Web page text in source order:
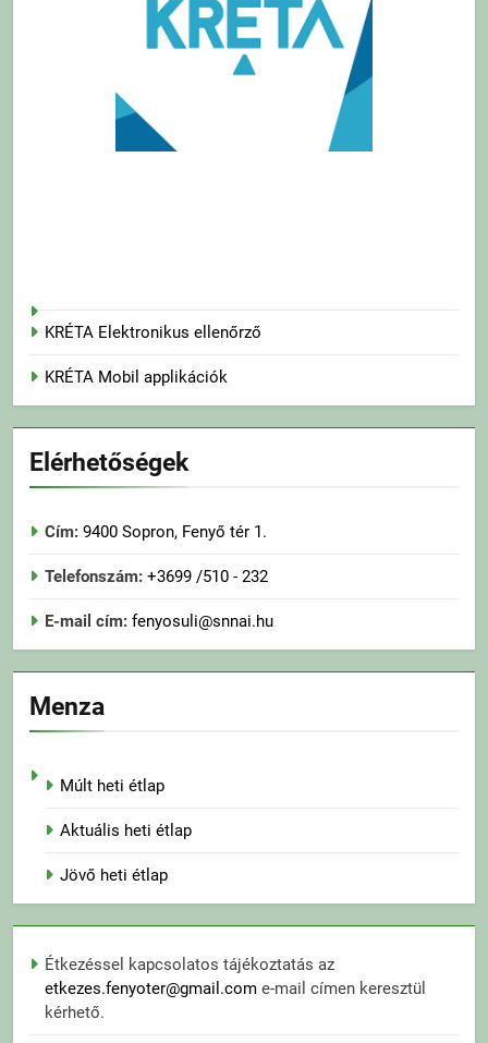
KRÉTA Elektronikus ellenőrző
KRÉTA Mobil applikációk
Elérhetőségek
Cím: 9400 Sopron, Fenyő tér 1.
Telefonszám: +3699 /510 - 232
E-mail cím: fenyosuli@snnai.hu
Menza
Múlt heti étlap
Aktuális heti étlap
Jövő heti étlap
Étkezéssel kapcsolatos tájékoztatás az
etkezes.fenyoter@gmail.com e-mail címen keresztül
kérhető.